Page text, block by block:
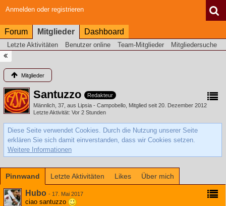
Anmelden oder registrieren
Forum Mitglieder Dashboard
Letzte Aktivitäten Benutzer online Team-Mitglieder Mitgliedersuche
Mitglieder
Santuzzo
Redakteur
Männlich 37 aus Lipsia - Campobello Mitglied seit 20. Dezember 2012
Letzte Aktivität Vor 2 Stunden
Diese Seite verwendet Cookies. Durch die Nutzung unserer Seite
erklären Sie sich damit einverstanden, dass wir Cookies setzen.
Weitere Informationen
Pinnwand Letzte Aktivitäten Likes Über mich
Hubo - 17. Mai 2017
ciao santuzzo